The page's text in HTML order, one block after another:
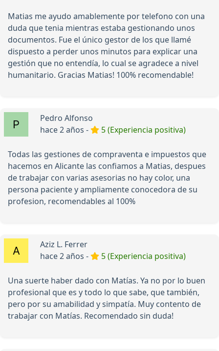
Matias me ayudo amablemente por telefono con una
duda que tenia mientras estaba gestionando unos
documentos. Fue el único gestor de los que llamé
dispuesto a perder unos minutos para explicar una
gestión que no entendía, lo cual se agradece a nivel
humanitario. Gracias Matias! 100% recomendable!
Pedro Alfonso
hace 2 años -
5 (Experiencia positiva)
Todas las gestiones de compraventa e impuestos que
hacemos en Alicante las confiamos a Matias, despues
de trabajar con varias asesorias no hay color, una
persona paciente y ampliamente conocedora de su
profesion, recomendables al 100%
Aziz L. Ferrer
hace 2 años -
5 (Experiencia positiva)
Una suerte haber dado con Matías. Ya no por lo buen
profesional que es y todo lo que sabe, que también,
pero por su amabilidad y simpatía. Muy contento de
trabajar con Matías. Recomendado sin duda!